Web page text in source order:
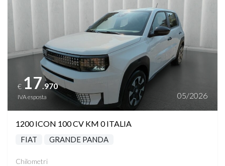
€ 17 .970
IVA esposta 05/2026
1200 ICON 100 CV KM 0 ITALIA
FIAT GRANDE PANDA
Chilometri